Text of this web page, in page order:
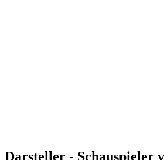
Darsteller - Schauspieler